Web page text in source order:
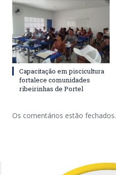
Capacitação em piscicultura
fortalece comunidades
ribeirinhas de Portel
Os comentários estão fechados.